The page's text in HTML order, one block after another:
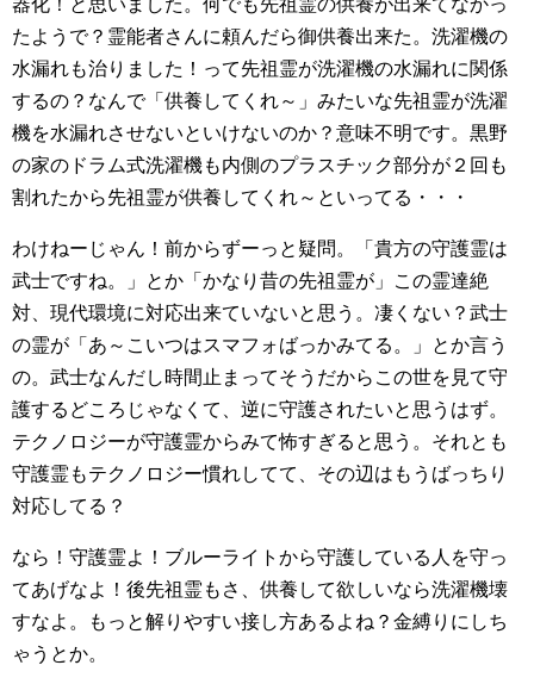
器化！と思いました。何でも先祖霊の供養が出来てなかっ
たようで？霊能者さんに頼んだら御供養出来た。洗濯機の
水漏れも治りました！って先祖霊が洗濯機の水漏れに関係
するの？なんで「供養してくれ～」みたいな先祖霊が洗濯
機を水漏れさせないといけないのか？意味不明です。黒野
の家のドラム式洗濯機も内側のプラスチック部分が２回も
割れたから先祖霊が供養してくれ～といってる・・・
わけねーじゃん！前からずーっと疑問。「貴方の守護霊は
武士ですね。」とか「かなり昔の先祖霊が」この霊達絶
対、現代環境に対応出来ていないと思う。凄くない？武士
の霊が「あ～こいつはスマフォばっかみてる。」とか言う
の。武士なんだし時間止まってそうだからこの世を見て守
護するどころじゃなくて、逆に守護されたいと思うはず。
テクノロジーが守護霊からみて怖すぎると思う。それとも
守護霊もテクノロジー慣れしてて、その辺はもうばっちり
対応してる？
なら！守護霊よ！ブルーライトから守護している人を守っ
てあげなよ！後先祖霊もさ、供養して欲しいなら洗濯機壊
すなよ。もっと解りやすい接し方あるよね？金縛りにしち
ゃうとか。